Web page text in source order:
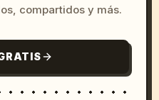
compartidos y más.